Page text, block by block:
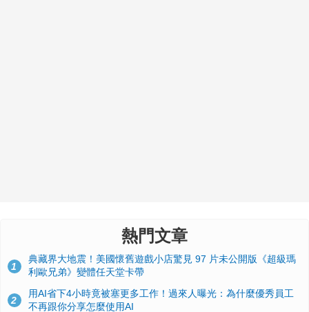
熱門文章
1
典藏界大地震！美國懷舊遊戲小店驚見 97 片未公開版《超級瑪
利歐兄弟》變體任天堂卡帶
2
用AI省下4小時竟被塞更多工作！過來人曝光：為什麼優秀員工
不再跟你分享怎麼使用AI